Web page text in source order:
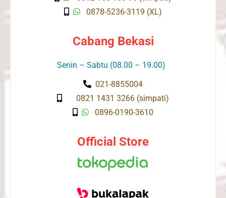
0878-5236-3119 (XL)
Cabang Bekasi
Senin – Sabtu (08.00 – 19.00)
021-8855004
0821 1431 3266 (simpati)
0896-0190-3610
Official Store